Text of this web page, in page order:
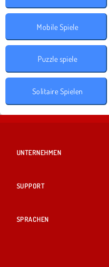
Mobile Spiele
Puzzle spiele
Solitaire Spielen
UNTERNEHMEN
SUPPORT
SPRACHEN